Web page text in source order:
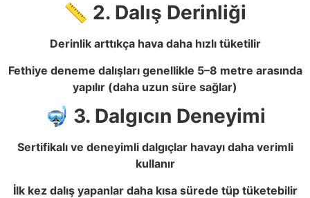
📏 2. Dalış Derinliği
Derinlik arttıkça hava daha hızlı tüketilir
Fethiye deneme dalışları genellikle 5–8 metre arasında
yapılır (daha uzun süre sağlar)
🤿 3. Dalgıcın Deneyimi
Sertifikalı ve deneyimli dalgıçlar havayı daha verimli
kullanır
İlk kez dalış yapanlar daha kısa sürede tüp tüketebilir